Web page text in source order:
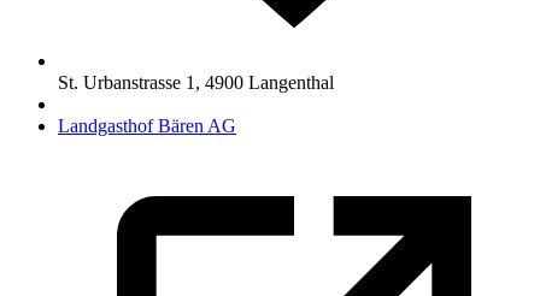
St. Urbanstrasse 1 , 4900 Langenthal
Landgasthof Bären AG